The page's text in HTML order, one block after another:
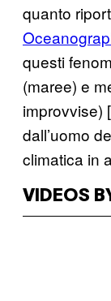
quanto
questi
(maree) e
improvvise)
dall’uomo
climatica in
VIDEOS